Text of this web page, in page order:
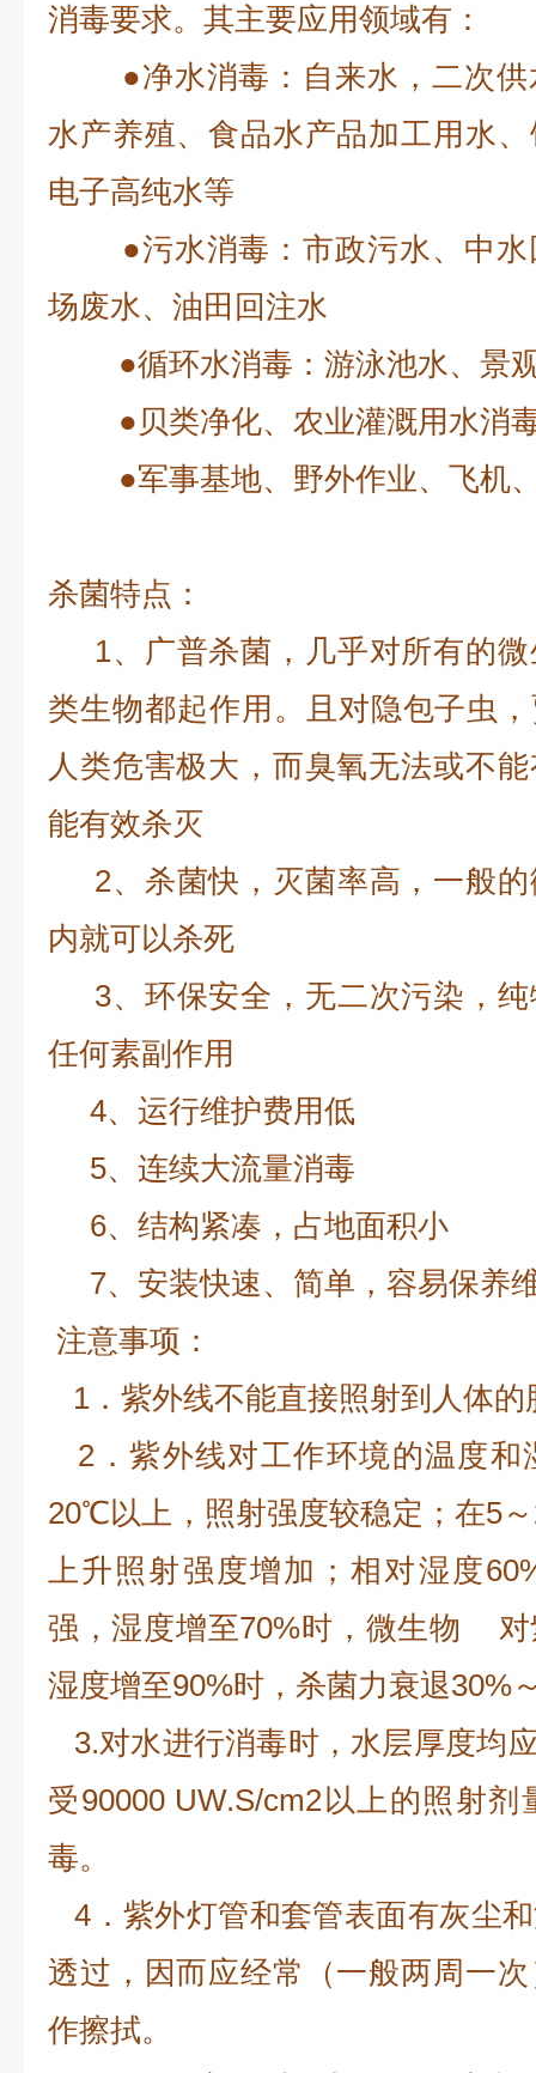
消毒要求。其主要应用领域有：
●净水消毒：自来水，二次供
水产养殖、食品水产品加工用水
电子高纯水等
●污水消毒：市政污水、中水
场废水、油田回注水
●循环水消毒：游泳池水、景观
●贝类净化、农业灌溉用水消毒
●军事基地、野外作业、飞机、
杀菌特点：
1、广普杀菌，几乎对所有的微
类生物都起作用。且对隐包子虫
人类危害极大，而臭氧无法或不
能有效杀灭
2、杀菌快，灭菌率高，一般的
内就可以杀死
3、环保安全，无二次污染，纯
任何素副作用
4、运行维护费用低
5、连续大流量消毒
6、结构紧凑，占地面积小
7、安装快速、简单，容易保养
注意事项：
1．紫外线不能直接照射到人体的
2．紫外线对工作环境的温度和
20℃以上，照射强度较稳定；在5
上升照射强度增加；相对湿度
强，湿度增至70%时，微生物 对
湿度增至90%时，杀菌力衰退30%
3.对水进行消毒时，水层厚度均
受90000 UW.S/cm2以上的照射
毒。
4．紫外灯管和套管表面有灰尘
透过，因而应经常（一般两周一
作擦拭。